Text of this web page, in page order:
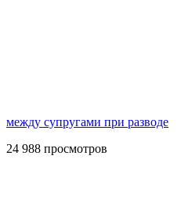
между супругами при разводе
24 988 просмотров